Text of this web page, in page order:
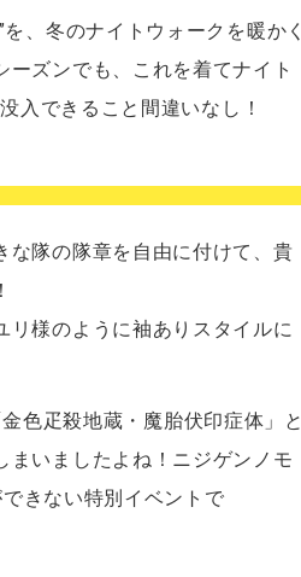
、冬のナイトウォークを暖かく
ズンでも、これを着てナイト
入できること間違いなし！
な隊の隊章を自由に付けて、貴
様のように袖ありスタイルに
色疋殺地蔵・魔胎伏印症体」と
いましたよね！ニジゲンノモ
きない特別イベントで